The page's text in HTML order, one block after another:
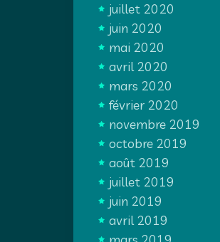
juillet 2020
juin 2020
mai 2020
avril 2020
mars 2020
février 2020
novembre 2019
octobre 2019
août 2019
juillet 2019
juin 2019
avril 2019